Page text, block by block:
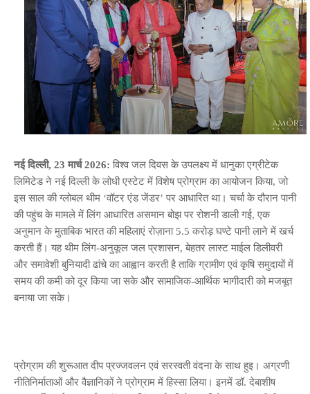
नई दिल्ली, 23 मार्च 2026: विश्व जल दिवस के उपलक्ष्य में धानुका एग्रीटेक
लिमिटेड ने नई दिल्ली के लोधी एस्टेट में विशेष प्रोग्राम का आयोजन किया, जो
इस साल की ग्लोबल थीम ‘वॉटर एंड जेंडर’ पर आधारित था। चर्चा के दौरान पानी
की पहुंच के मामले में लिंग आधारित असमान बोझ पर रोशनी डाली गई, एक
अनुमान के मुताबिक भारत की महिलाएं रोज़ाना 5.5 करोड़ घण्टे पानी लाने में खर्च
करती हैं। यह थीम लिंग-अनुकूल जल प्रशासन, बेहतर लास्ट माईल डिलीवरी
और समावेशी बुनियादी ढांचे का आह्वान करती है ताकि ग्रामीण एवं कृषि समुदायों में
समय की कमी को दूर किया जा सके और सामाजिक-आर्थिक भागीदारी को मजबूत
बनाया जा सके।
प्रोग्राम की शुरूआत दीप प्रज्जवलन एवं सरस्वती वंदना के साथ हुइ। अग्रणी
नीतिनिर्माताओं और वैज्ञानिकों ने प्रोग्राम में हिस्सा लिया। इनमें डॉ. देबाशीष